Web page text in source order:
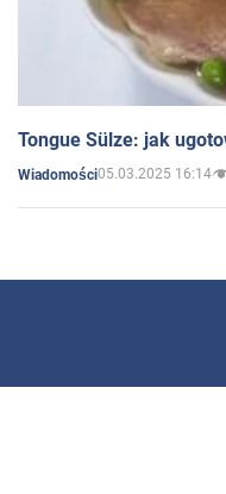
Tongue Sülze: jak
Wiadomości05.03.2025 16:14